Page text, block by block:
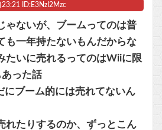
ID:E3NzI2Mzc
ゃないが、ブームってのは普
も一年持たないもんだからな
たいに売れるってのはWiiに限
った話
にブーム的には売れてないん
れたりするのか、ずっとこん